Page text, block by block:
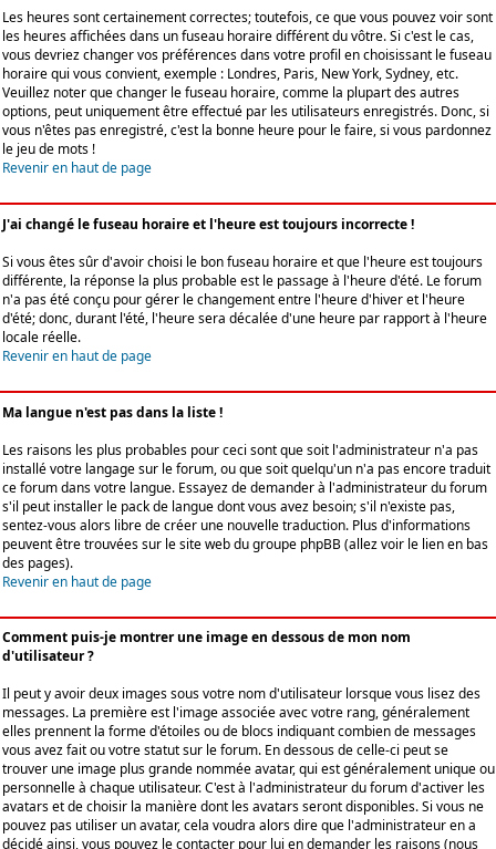
Les heures sont certainement correctes; toutefois, ce que vous pouvez voir sont
les heures affichées dans un fuseau horaire différent du vôtre. Si c'est le cas,
vous devriez changer vos préférences dans votre profil en choisissant le fuseau
horaire qui vous convient, exemple : Londres, Paris, New York, Sydney, etc.
Veuillez noter que changer le fuseau horaire, comme la plupart des autres
options, peut uniquement être effectué par les utilisateurs enregistrés. Donc, si
vous n'êtes pas enregistré, c'est la bonne heure pour le faire, si vous pardonnez
le jeu de mots !
Revenir en haut de page
J'ai changé le fuseau horaire et l'heure est toujours incorrecte !
Si vous êtes sûr d'avoir choisi le bon fuseau horaire et que l'heure est toujours
différente, la réponse la plus probable est le passage à l'heure d'été. Le forum
n'a pas été conçu pour gérer le changement entre l'heure d'hiver et l'heure
d'été; donc, durant l'été, l'heure sera décalée d'une heure par rapport à l'heure
locale réelle.
Revenir en haut de page
Ma langue n'est pas dans la liste !
Les raisons les plus probables pour ceci sont que soit l'administrateur n'a pas
installé votre langage sur le forum, ou que soit quelqu'un n'a pas encore traduit
ce forum dans votre langue. Essayez de demander à l'administrateur du forum
s'il peut installer le pack de langue dont vous avez besoin; s'il n'existe pas,
sentez-vous alors libre de créer une nouvelle traduction. Plus d'informations
peuvent être trouvées sur le site web du groupe phpBB (allez voir le lien en bas
des pages).
Revenir en haut de page
Comment puis-je montrer une image en dessous de mon nom
d'utilisateur ?
Il peut y avoir deux images sous votre nom d'utilisateur lorsque vous lisez des
messages. La première est l'image associée avec votre rang, généralement
elles prennent la forme d'étoiles ou de blocs indiquant combien de messages
vous avez fait ou votre statut sur le forum. En dessous de celle-ci peut se
trouver une image plus grande nommée avatar, qui est généralement unique ou
personnelle à chaque utilisateur. C'est à l'administrateur du forum d'activer les
avatars et de choisir la manière dont les avatars seront disponibles. Si vous ne
pouvez pas utiliser un avatar, cela voudra alors dire que l'administrateur en a
décidé ainsi, vous pouvez le contacter pour lui en demander les raisons (nous